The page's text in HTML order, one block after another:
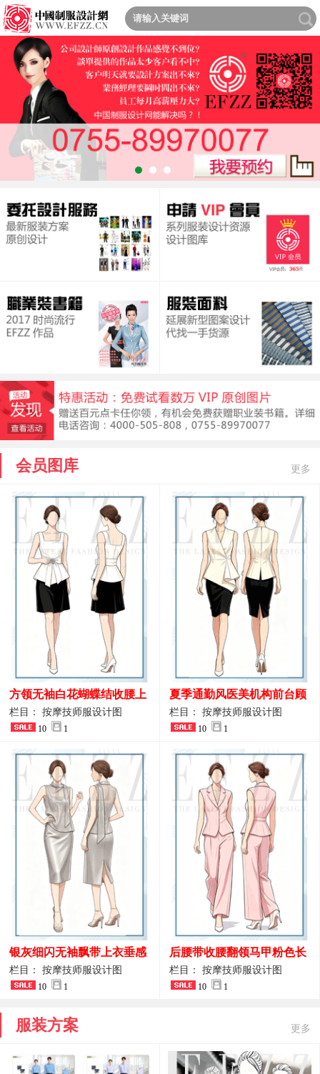
会员图库 更多
方领无袖白花蝴蝶结收腰上
衣 SPA会所接待工作制服设
计
栏目： 按摩技师服设计图
10 1
夏季通勤风医美机构前台顾
问端庄工作制服
栏目： 按摩技师服设计图
10 1
银灰细闪无袖飘带上衣垂感
开叉中长裙 星级酒店前厅礼
仪高级全套工作服
栏目： 按摩技师服设计图
10 1
后腰带收腰翻领马甲粉色长
裤套装 美容门店前台主管精
致高级工装
栏目： 按摩技师服设计图
10 1
服装方案 更多